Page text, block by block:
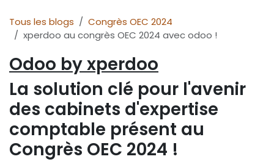
Tous les blogs
Congrès OEC 2024
xperdoo au congrès OEC 2024 avec odoo !
Odoo by xperdoo
La solution clé pour l'avenir
des cabinets d'expertise
comptable présent au
Congrès OEC 2024 !